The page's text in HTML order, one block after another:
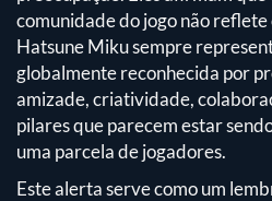
comunidade do jogo não
Hatsune Miku sempre
globalmente reconhecida por
amizade, criatividade,
pilares que parecem estar
uma parcela de jogadores.
Este alerta serve como um